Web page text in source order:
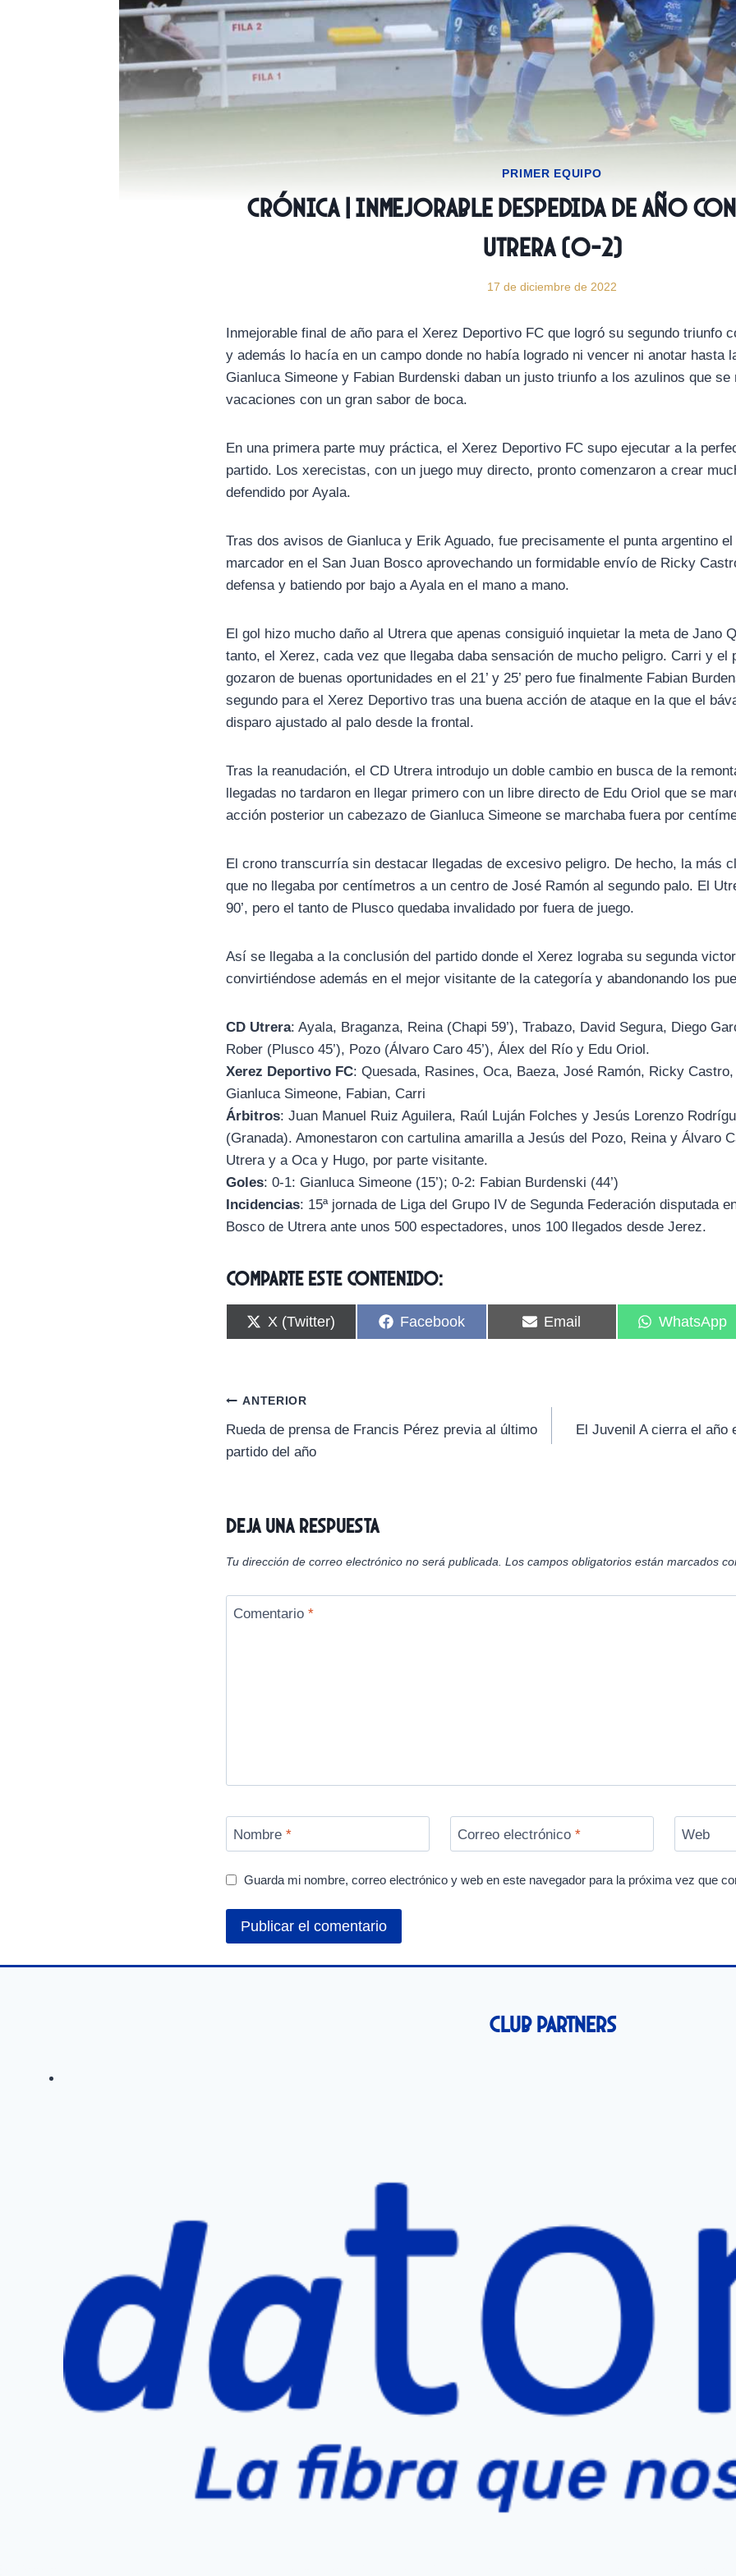
PRIMER EQUIPO
CRÓNICA | Inmejorable despedida de año
Utrera (0-2)
17 de diciembre de 2022
Inmejorable final de año para el Xerez Deportivo FC que logró su segundo triunfo
y además lo hacía en un campo donde no había logrado ni vencer ni anotar hasta
Gianluca Simeone y Fabian Burdenski daban un justo triunfo a los azulinos que se
vacaciones con un gran sabor de boca.
En una primera parte muy práctica, el Xerez Deportivo FC supo ejecutar a la
partido. Los xerecistas, con un juego muy directo, pronto comenzaron a crear
defendido por Ayala.
Tras dos avisos de Gianluca y Erik Aguado, fue precisamente el punta argentino
marcador en el San Juan Bosco aprovechando un formidable envío de Ricky
defensa y batiendo por bajo a Ayala en el mano a mano.
El gol hizo mucho daño al Utrera que apenas consiguió inquietar la meta de Jano
tanto, el Xerez, cada vez que llegaba daba sensación de mucho peligro. Carri y el
gozaron de buenas oportunidades en el 21’ y 25’ pero fue finalmente Fabian
segundo para el Xerez Deportivo tras una buena acción de ataque en la que el
disparo ajustado al palo desde la frontal.
Tras la reanudación, el CD Utrera introdujo un doble cambio en busca de la
llegadas no tardaron en llegar primero con un libre directo de Edu Oriol que se
acción posterior un cabezazo de Gianluca Simeone se marchaba fuera por
El crono transcurría sin destacar llegadas de excesivo peligro. De hecho, la más
que no llegaba por centímetros a un centro de José Ramón al segundo palo. El
90’, pero el tanto de Plusco quedaba invalidado por fuera de juego.
Así se llegaba a la conclusión del partido donde el Xerez lograba su segunda
convirtiéndose además en el mejor visitante de la categoría y abandonando los
CD Utrera: Ayala, Braganza, Reina (Chapi 59’), Trabazo, David Segura, Diego
Rober (Plusco 45’), Pozo (Álvaro Caro 45’), Álex del Río y Edu Oriol.
Xerez Deportivo FC: Quesada, Rasines, Oca, Baeza, José Ramón, Ricky
Gianluca Simeone, Fabian, Carri
Árbitros: Juan Manuel Ruiz Aguilera, Raúl Luján Folches y Jesús Lorenzo
(Granada). Amonestaron con cartulina amarilla a Jesús del Pozo, Reina y Álvaro
Utrera y a Oca y Hugo, por parte visitante.
Goles: 0-1: Gianluca Simeone (15’); 0-2: Fabian Burdenski (44’)
Incidencias: 15ª jornada de Liga del Grupo IV de Segunda Federación disputada
Bosco de Utrera ante unos 500 espectadores, unos 100 llegados desde Jerez.
Comparte este contenido:
C
o
r
t
i
r
e
X (Twitter)
C
o
Facebook
C
o
Email
C
o
i
r
WhatsApp
Navegación
de
ANTERIOR
Rueda de prensa de Francis Pérez previa al último
partido del año
El Juvenil A cierra el año
Deja una respuesta
Tu dirección de correo electrónico no será publicada. Los campos obligatorios están marcados
Comentario *
Nombre * Correo electrónico * Web
Guarda mi nombre, correo electrónico y web en este navegador para la próxima vez que
Club Partners